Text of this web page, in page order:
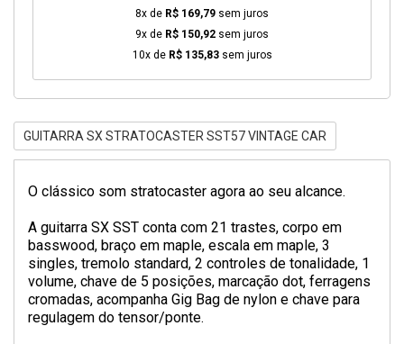
8x de R$ 169,79 sem juros
9x de R$ 150,92 sem juros
10x de R$ 135,83sem juros
GUITARRA SX STRATOCASTER SST57 VINTAGE CAR
O clássico som stratocaster agora ao seu alcance.
A guitarra SX SST conta com 21 trastes, corpo em
basswood, braço em maple, escala em maple, 3
singles, tremolo standard, 2 controles de tonalidade, 1
volume, chave de 5 posições, marcação dot, ferragens
cromadas, acompanha Gig Bag de nylon e chave para
regulagem do tensor/ponte.